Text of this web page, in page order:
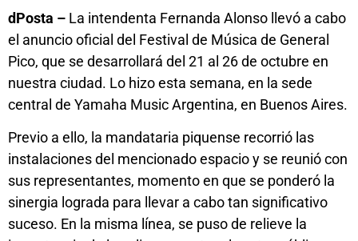
dPosta – La intendenta Fernanda Alonso llevó a cabo
el anuncio oficial del Festival de Música de General
Pico, que se desarrollará del 21 al 26 de octubre en
nuestra ciudad. Lo hizo esta semana, en la sede
central de Yamaha Music Argentina, en Buenos Aires.
Previo a ello, la mandataria piquense recorrió las
instalaciones del mencionado espacio y se reunió con
sus representantes, momento en que se ponderó la
sinergia lograda para llevar a cabo tan significativo
suceso. En la misma línea, se puso de relieve la